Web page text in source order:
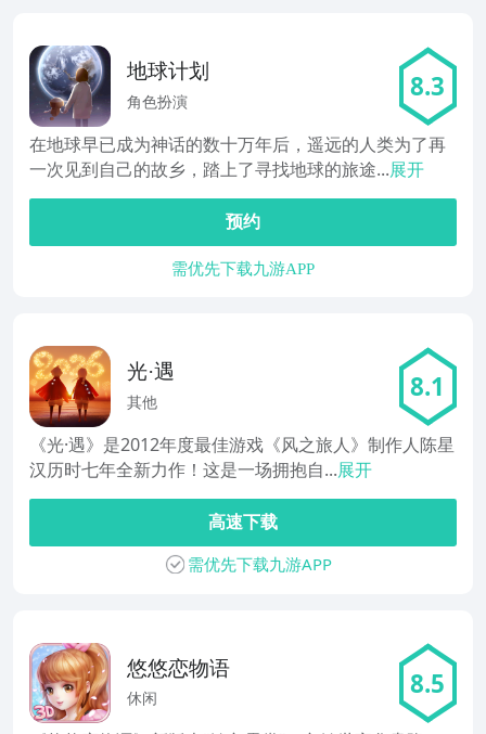
地球计划
角色扮演 8.3
在地球早已成为神话的数十万年后，遥远的人类为了再
一次见到自己的故乡，踏上了寻找地球的旅途...展开
预约
需优先下载九游APP
光·遇
其他 8.1
《光·遇》是2012年度最佳游戏《风之旅人》制作人陈星
汉历时七年全新力作！这是一场拥抱自...展开
高速下载
需优先下载九游APP
悠悠恋物语
休闲 8.5